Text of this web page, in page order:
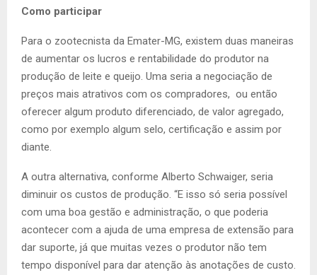
Como participar
Para o zootecnista da Emater-MG, existem duas maneiras
de aumentar os lucros e rentabilidade do produtor na
produção de leite e queijo. Uma seria a negociação de
preços mais atrativos com os compradores, ou então
oferecer algum produto diferenciado, de valor agregado,
como por exemplo algum selo, certificação e assim por
diante.
A outra alternativa, conforme Alberto Schwaiger, seria
diminuir os custos de produção. “E isso só seria possível
com uma boa gestão e administração, o que poderia
acontecer com a ajuda de uma empresa de extensão para
dar suporte, já que muitas vezes o produtor não tem
tempo disponível para dar atenção às anotações de custo.